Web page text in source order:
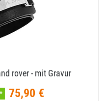
rover - mit Gravur
75,90 €